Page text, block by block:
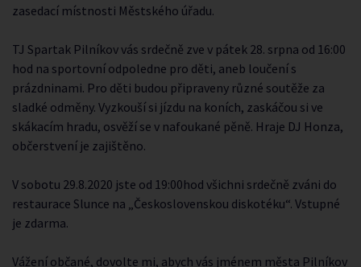
zasedací místnosti Městského úřadu.
TJ Spartak Pilníkov vás srdečně zve v pátek 28. srpna od 16:00
hod na sportovní odpoledne pro děti, aneb loučení s
prázdninami. Pro děti budou připraveny různé soutěže za
sladké odměny. Vyzkouší si jízdu na koních, zaskáčou si ve
skákacím hradu, osvěží se v nafoukané pěně. Hraje DJ Honza,
občerstvení je zajištěno.
V sobotu 29.8.2020 jste od 19:00hod všichni srdečně zváni do
restaurace Slunce na „Československou diskotéku“. Vstupné
je zdarma.
Vážení občané, dovolte mi, abych vás jménem města Pilníkov